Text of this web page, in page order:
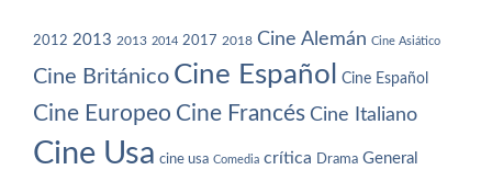
2012 2013 2013 2014 2017 2018 Cine Alemán Cine Asiático
Cine Británico Cine Español Cine Español
Cine Europeo Cine Francés Cine Italiano
Cine Usa cine usa Comedia crítica Drama General